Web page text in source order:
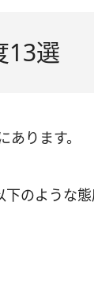
13選
ります。
のような